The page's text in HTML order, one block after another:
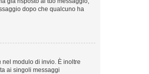
dopo che qualcuno ha
nel modulo di invio. È inoltre
ai singoli messaggi